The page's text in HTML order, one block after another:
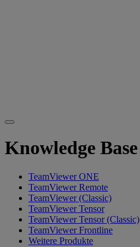
Knowledge Base
TeamViewer ONE
TeamViewer Remote
TeamViewer (Classic)
TeamViewer Tensor
TeamViewer Tensor (Classic)
TeamViewer Frontline
Weitere Produkte